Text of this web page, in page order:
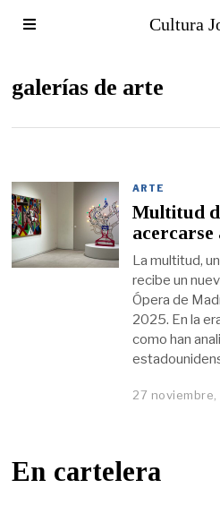
Cultura
galerías de arte
ARTE
Multitud
acercarse
La multitud,
recibe un
Ópera de
2025. En la
como han
27
En cartelera